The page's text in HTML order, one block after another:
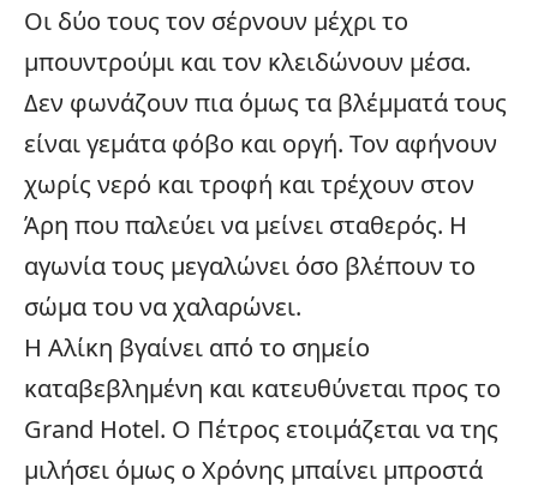
Οι δύο τους τον σέρνουν μέχρι το
μπουντρούμι και τον κλειδώνουν μέσα.
Δεν φωνάζουν πια όμως τα βλέμματά τους
είναι γεμάτα φόβο και οργή. Τον αφήνουν
χωρίς νερό και τροφή και τρέχουν στον
Άρη που παλεύει να μείνει σταθερός. Η
αγωνία τους μεγαλώνει όσο βλέπουν το
σώμα του να χαλαρώνει.
Η Αλίκη βγαίνει από το σημείο
καταβεβλημένη και κατευθύνεται προς το
Grand Hotel. Ο Πέτρος ετοιμάζεται να της
μιλήσει όμως ο Χρόνης μπαίνει μπροστά